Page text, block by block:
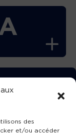
des
et/ou accéder
!